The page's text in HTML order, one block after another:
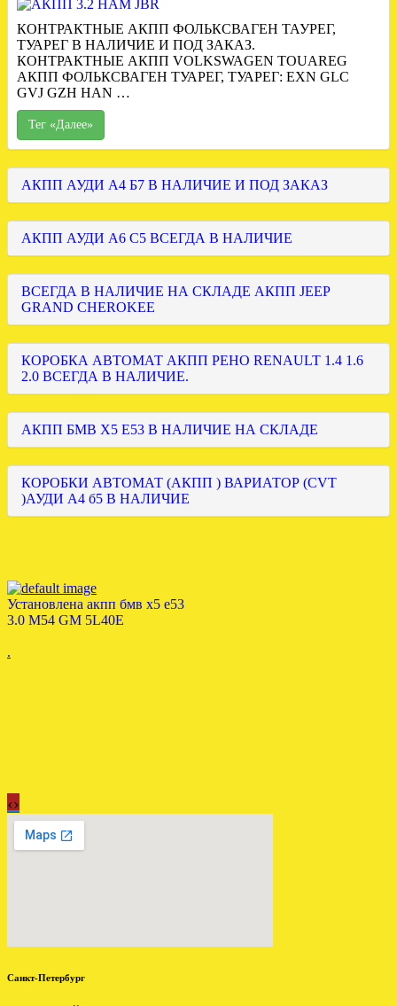
КОНТРАКТНЫЕ АКПП ФОЛЬКСВАГЕН ТАУРЕГ,
ТУАРЕГ В НАЛИЧИЕ И ПОД ЗАКАЗ.
КОНТРАКТНЫЕ АКПП VOLKSWAGEN TOUAREG
АКПП ФОЛЬКСВАГЕН ТУАРЕГ, ТУАРЕГ: EXN GLC
GVJ GZH HAN …
Тег «Далее»
АКПП АУДИ А4 Б7 В НАЛИЧИЕ И ПОД ЗАКАЗ
АКПП АУДИ А6 С5 ВСЕГДА В НАЛИЧИЕ
ВСЕГДА В НАЛИЧИЕ НА СКЛАДЕ АКПП JEEP
GRAND CHEROKEE
КОРОБКА АВТОМАТ АКПП РЕНО RENAULT 1.4 1.6
2.0 ВСЕГДА В НАЛИЧИЕ.
АКПП БМВ Х5 Е53 В НАЛИЧИЕ НА СКЛАДЕ
КОРОБКИ АВТОМАТ (АКПП ) ВАРИАТОР (CVT
)АУДИ А4 б5 В НАЛИЧИЕ
Установлена акпп бмв х5 е53
3.0 M54 GM 5L40E
.
Отправлена мкпп Мitsubishi
Galant 2.0 td F5M311VPMF
‹›
Санкт-Петербург